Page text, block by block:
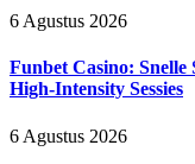
6 Agustus 2026
Funbet Casino: Snelle
High‑Intensity Sessies
6 Agustus 2026